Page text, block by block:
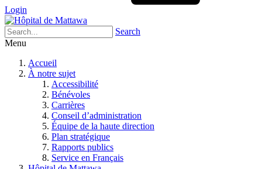
Login
Search
Menu
Accueil
À notre sujet
Accessibilité
Bénévoles
Carrières
Conseil d’administration
Équipe de la haute direction
Plan stratégique
Rapports publics
Service en Français